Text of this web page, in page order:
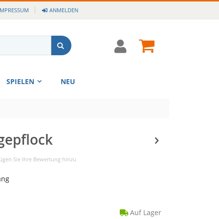
ANMELDEN
Suche Cart
SPIELEN NEU
Sie Ihre Bewertung hinzu
Auf Lager